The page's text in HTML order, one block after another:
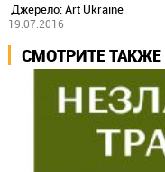
Джерело: Art Ukraine
19.07.2016
СМОТРИТЕ ТАКЖЕ